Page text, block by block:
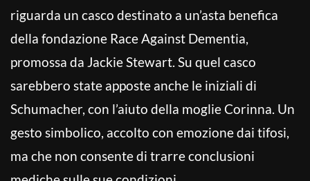
riguarda un casco destinato a un’asta benefica
della fondazione Race Against Dementia,
promossa da Jackie Stewart. Su quel casco
sarebbero state apposte anche le iniziali di
Schumacher, con l’aiuto della moglie Corinna. Un
gesto simbolico, accolto con emozione dai tifosi,
ma che non consente di trarre conclusioni